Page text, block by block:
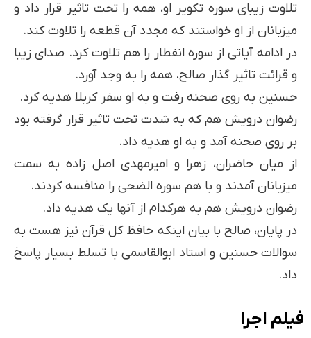
تلاوت زیبای سوره تکویر او، همه را تحت تاثیر قرار داد و
میزبانان از او خواستند که مجدد آن قطعه را تلاوت کند.
در ادامه آیاتی از سوره انفطار را هم تلاوت کرد. صدای زیبا
و قرائت تاثیر گذار صالح، همه را به وجد آورد.
حسنین به روی صحنه رفت و به او سفر کربلا هدیه کرد.
رضوان درویش هم که به شدت تحت تاثیر قرار گرفته بود
بر روی صحنه آمد و به او هدیه داد.
از میان حاضران، زهرا و امیرمهدی اصل زاده به سمت
میزبانان آمدند و با هم سوره الضحی را منافسه کردند.
رضوان درویش هم به هرکدام از آنها یک هدیه داد.
در پایان، صالح با بیان اینکه حافظ کل قرآن نیز هست به
سوالات حسنین و استاد ابوالقاسمی با تسلط بسیار پاسخ
داد.
فیلم اجرا